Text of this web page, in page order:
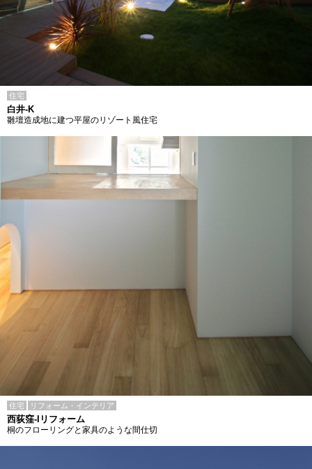
住宅
白井-K
雛壇造成地に建つ平屋のリゾート風住宅
住宅 リフォーム・インテリア
西荻窪-Iリフォーム
桐のフローリングと家具のような間仕切